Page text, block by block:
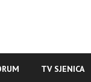
TV SJENICA